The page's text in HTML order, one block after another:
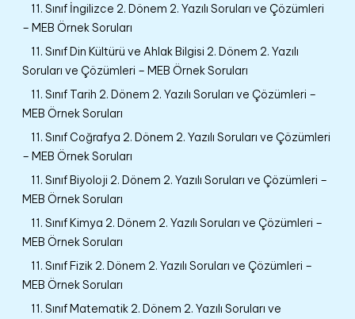
11. Sınıf İngilizce 2. Dönem 2. Yazılı Soruları ve Çözümleri
– MEB Örnek Soruları
11. Sınıf Din Kültürü ve Ahlak Bilgisi 2. Dönem 2. Yazılı
Soruları ve Çözümleri – MEB Örnek Soruları
11. Sınıf Tarih 2. Dönem 2. Yazılı Soruları ve Çözümleri –
MEB Örnek Soruları
11. Sınıf Coğrafya 2. Dönem 2. Yazılı Soruları ve Çözümleri
– MEB Örnek Soruları
11. Sınıf Biyoloji 2. Dönem 2. Yazılı Soruları ve Çözümleri –
MEB Örnek Soruları
11. Sınıf Kimya 2. Dönem 2. Yazılı Soruları ve Çözümleri –
MEB Örnek Soruları
11. Sınıf Fizik 2. Dönem 2. Yazılı Soruları ve Çözümleri –
MEB Örnek Soruları
11. Sınıf Matematik 2. Dönem 2. Yazılı Soruları ve